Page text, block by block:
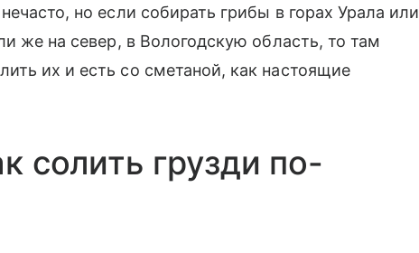
но если собирать грибы в горах Урала или
же на север, в Вологодскую область, то там
их и есть со сметаной, как настоящие
солить грузди по-